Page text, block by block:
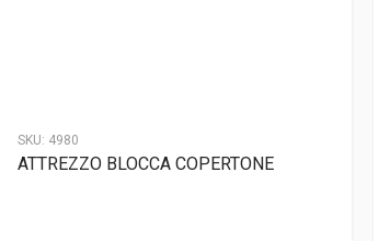
SKU: 4980
ATTREZZO BLOCCA COPERTONE